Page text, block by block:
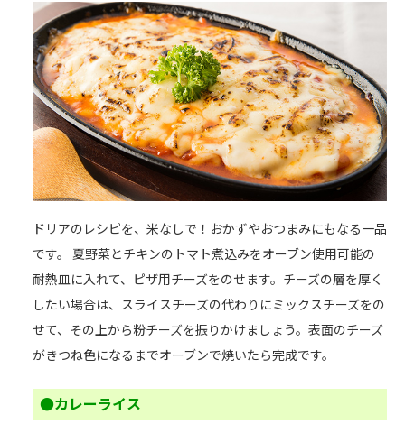
ドリアのレシピを、米なしで！おかずやおつまみにもなる一品
です。 夏野菜とチキンのトマト煮込みをオーブン使用可能の
耐熱皿に入れて、ピザ用チーズをのせます。チーズの層を厚く
したい場合は、スライスチーズの代わりにミックスチーズをの
せて、その上から粉チーズを振りかけましょう。表面のチーズ
がきつね色になるまでオーブンで焼いたら完成です。
●カレーライス